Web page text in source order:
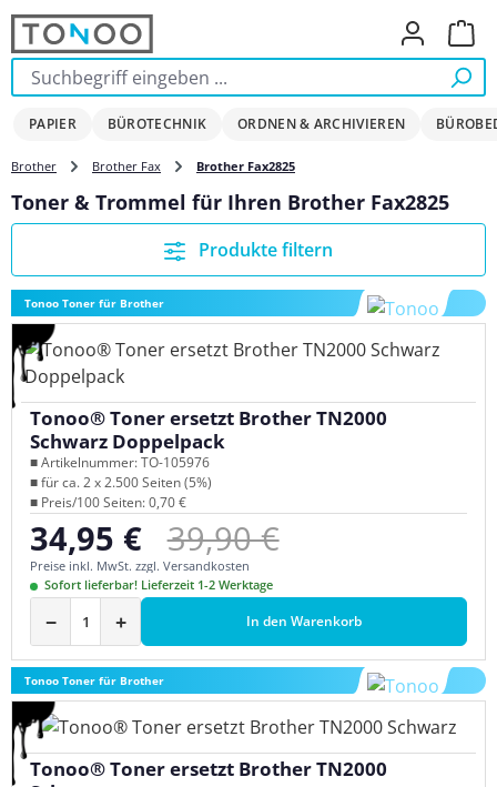
Zum Hauptinhalt springen
PAPIER BÜROTECHNIK ORDNEN & ARCHIVIEREN
Brother Brother Fax Brother Fax2825
Toner & Trommel für Ihren Brother Fax2825
Produkte filtern
Tonoo Toner für Brother
Tonoo® Toner ersetzt Brother TN2000
Schwarz Doppelpack
■ Artikelnummer: TO-105976
■ für ca. 2 x 2.500 Seiten (5%)
■ Preis/100 Seiten: 0,70 €
Verkaufspreis:
34,95 € Regulärer Preis:
39,90 €
Preise inkl. MwSt. zzgl. Versandkosten
Sofort lieferbar! Lieferzeit 1-2 Werktage
− + In den Warenkorb
Tonoo Toner für Brother
Tonoo® Toner ersetzt Brother TN2000